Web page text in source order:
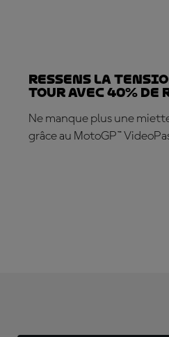
Ressens la
tour avec 40%
Ne manque plus une
grâce au MotoGP™